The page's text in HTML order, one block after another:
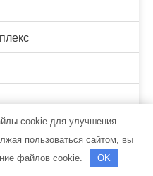
cookie для улучшения
пользоваться сайтом, вы
файлов cookie.
OK